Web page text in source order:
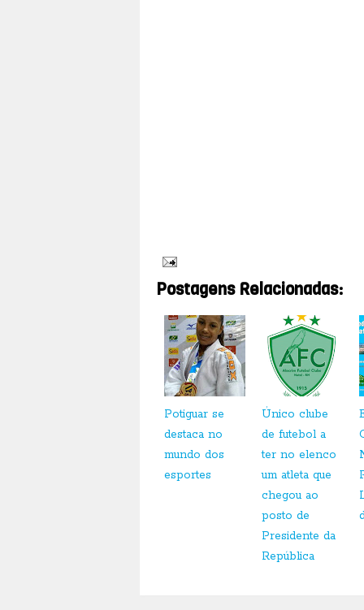
Postagens Relacionadas:
Potiguar se
destaca no
mundo dos
esportes
Único clube
de futebol a
ter no elenco
um atleta que
chegou ao
posto de
Presidente da
República